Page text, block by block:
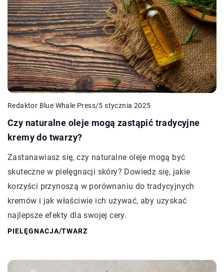
Redaktor Blue Whale Press/5 stycznia 2025
Czy naturalne oleje mogą zastąpić tradycyjne
kremy do twarzy?
Zastanawiasz się, czy naturalne oleje mogą być
skuteczne w pielęgnacji skóry? Dowiedz się, jakie
korzyści przynoszą w porównaniu do tradycyjnych
kremów i jak właściwie ich używać, aby uzyskać
najlepsze efekty dla swojej cery.
PIELĘGNACJA/TWARZ